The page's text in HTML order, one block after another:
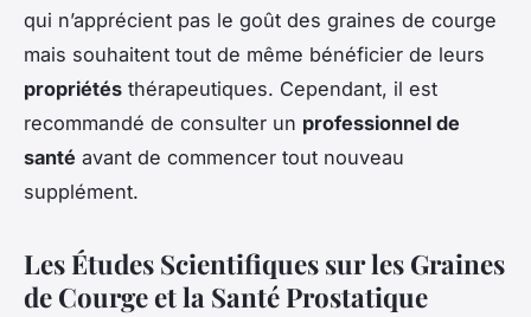
qui n’apprécient pas le goût des graines de courge
mais souhaitent tout de même bénéficier de leurs
propriétés thérapeutiques. Cependant, il est
recommandé de consulter un professionnel de
santé avant de commencer tout nouveau
supplément.
Les Études Scientifiques sur les Graines
de Courge et la Santé Prostatique